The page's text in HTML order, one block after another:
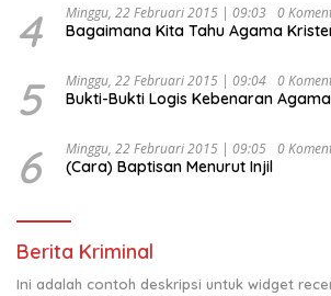
4 Minggu, 22 Februari 2015 | 09:03 0
Bagaimana Kita Tahu Agama
5 Minggu, 22 Februari 2015 | 09:04 0
Bukti-Bukti Logis Kebenaran
6 Minggu, 22 Februari 2015 | 09:05 0
(Cara) Baptisan Menurut Injil
Berita Kriminal
Ini adalah contoh deskripsi untuk widget